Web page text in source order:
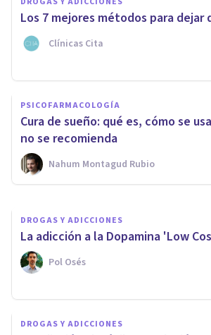
Los 7 mejores métodos para dejar
Clínicas Cita
PSICOFARMACOLOGÍA
Cura de sueño: qué es, cómo se
no se recomienda
Nahum Montagud Rubio
Remedios Caseros
de beber Alcohol
Luis Miguel Real
DROGAS Y ADICCIONES
La adicción a la Dopamina 'Low
Pol Osés
DROGAS Y ADICCIONES